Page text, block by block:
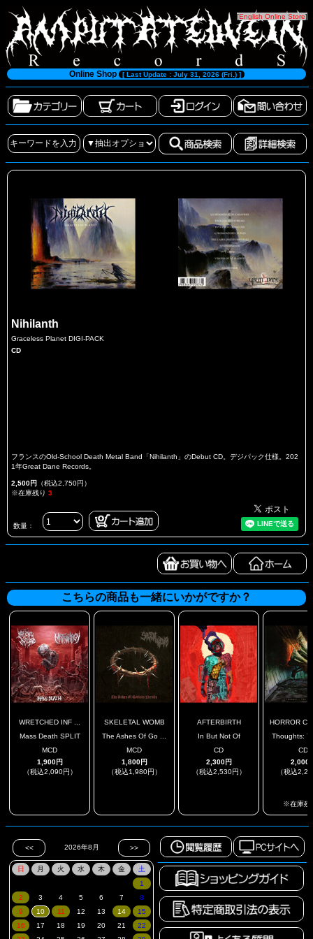
[English Online Store]
Online Shop [ Last Update : July 31, 2026 (Fri.) ]
Nihilanth
Graceless Planet DIGI-PACK
CD
フランスのOld-School Death Metal Band「Nihilanth」のDebut CD。デジパック仕様。202
1年Great Dane Records。
2,500円 （税込2,750円）
※在庫残り 3
数量：
こちらの商品も一緒にいかがですか？
WRETCHED INF ...
Mass Death SPLIT
MCD
1,900円
（税込2,090円）
SKELETAL WOMB
The Ashes Of Go ...
MCD
1,800円
（税込1,980円）
AFTERBIRTH
In But Not Of
CD
2,300円
（税込2,530円）
HORROR
Thoughts:
CD
2,000
（税込
※在庫残